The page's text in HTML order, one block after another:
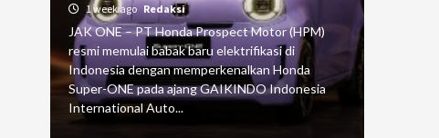
1 week ago Redaksi
JAK ONE – PT Honda Prospect Motor (HPM)
resmi memulai babak baru elektrifikasi di
Indonesia dengan memperkenalkan Honda
Super-ONE pada ajang GAIKINDO Indonesia
International Auto...